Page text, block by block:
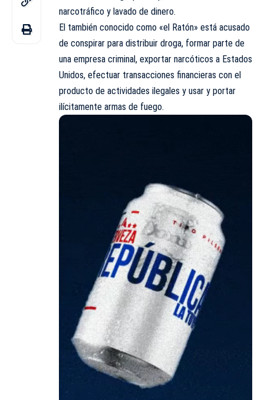
narcotráfico y lavado de dinero.
El también conocido como «el Ratón» está acusado
de conspirar para distribuir droga, formar parte de
una empresa criminal, exportar narcóticos a Estados
Unidos, efectuar transacciones financieras con el
producto de actividades ilegales y usar y portar
ilícitamente armas de fuego.